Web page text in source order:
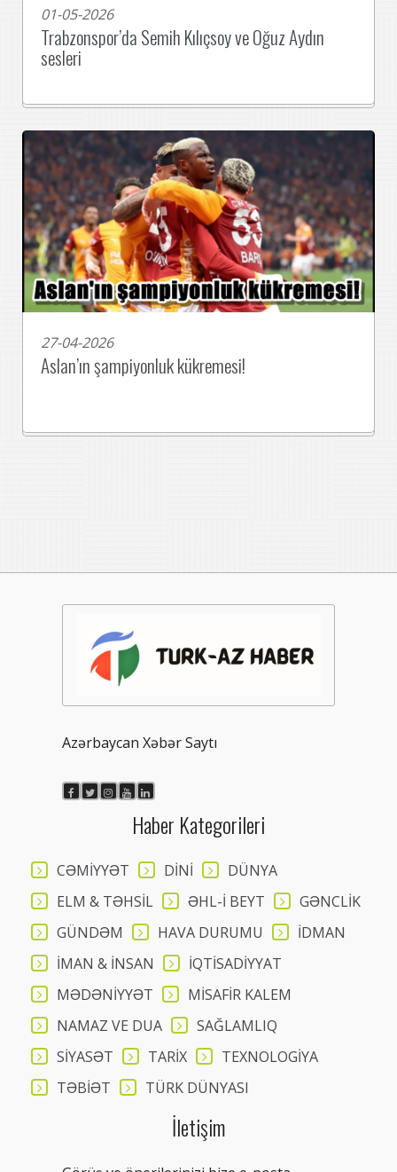
01-05-2026
Trabzonspor’da Semih Kılıçsoy ve Oğuz Aydın
sesleri
27-04-2026
Aslan’ın şampiyonluk kükremesi!
Azərbaycan Xəbər Saytı
Haber Kategorileri
CƏMİYYƏT DİNİ
DÜNYA
ELM & TƏHSİL
ƏHL-İ BEYT
GƏNCLİK
GÜNDƏM
HAVA DURUMU
İDMAN
İMAN & İNSAN
İQTİSADİYYAT
MƏDƏNİYYƏT
MİSAFİR KALEM
NAMAZ VE DUA
SAĞLAMLIQ
SİYASƏT
TARİX
TEXNOLOGİYA
TƏBİƏT
TÜRK DÜNYASI
İletişim